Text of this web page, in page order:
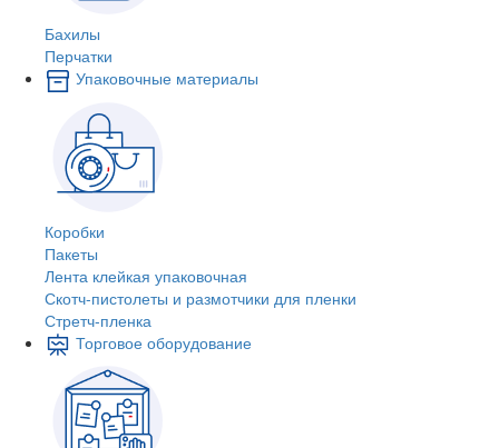
Бахилы
Перчатки
Упаковочные материалы
Коробки
Пакеты
Лента клейкая упаковочная
Скотч-пистолеты и размотчики для пленки
Стретч-пленка
Торговое оборудование